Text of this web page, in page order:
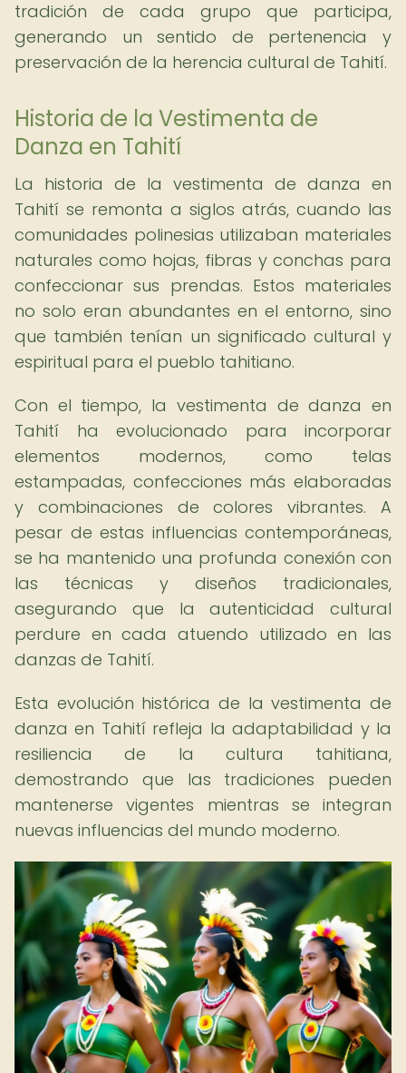
tradición de cada grupo que participa,
generando un sentido de pertenencia y
preservación de la herencia cultural de Tahití.
Historia de la Vestimenta de
Danza en Tahití
La historia de la vestimenta de danza en
Tahití se remonta a siglos atrás, cuando las
comunidades polinesias utilizaban materiales
naturales como hojas, fibras y conchas para
confeccionar sus prendas. Estos materiales
no solo eran abundantes en el entorno, sino
que también tenían un significado cultural y
espiritual para el pueblo tahitiano.
Con el tiempo, la vestimenta de danza en
Tahití ha evolucionado para incorporar
elementos modernos, como telas
estampadas, confecciones más elaboradas
y combinaciones de colores vibrantes. A
pesar de estas influencias contemporáneas,
se ha mantenido una profunda conexión con
las técnicas y diseños tradicionales,
asegurando que la autenticidad cultural
perdure en cada atuendo utilizado en las
danzas de Tahití.
Esta evolución histórica de la vestimenta de
danza en Tahití refleja la adaptabilidad y la
resiliencia de la cultura tahitiana,
demostrando que las tradiciones pueden
mantenerse vigentes mientras se integran
nuevas influencias del mundo moderno.